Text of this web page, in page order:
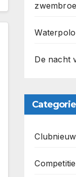
De nacht
Competitie